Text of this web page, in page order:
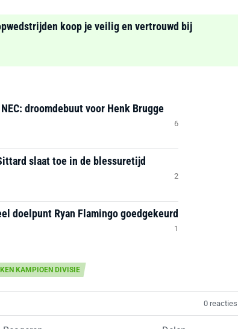
koop je veilig en vertrouwd bij
droomdebuut voor Henk Brugge
6
slaat toe in de blessuretijd
2
doelpunt Ryan Flamingo goedgekeurd
1
KAMPIOEN DIVISIE
0 reacties